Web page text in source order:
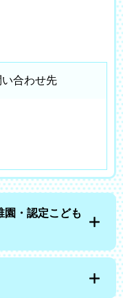
合わせ先
園・認定こども